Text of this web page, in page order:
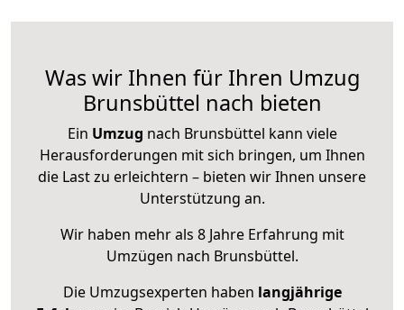
Was wir Ihnen für Ihren Umzug
Brunsbüttel nach bieten
Ein Umzug nach Brunsbüttel kann viele
Herausforderungen mit sich bringen, um Ihnen
die Last zu erleichtern – bieten wir Ihnen unsere
Unterstützung an.
Wir haben mehr als 8 Jahre Erfahrung mit
Umzügen nach Brunsbüttel.
Die Umzugsexperten haben langjährige